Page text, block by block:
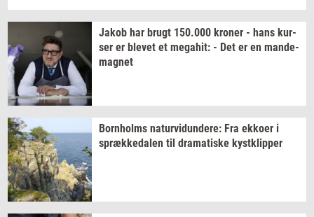
Jakob har brugt 150.000 kro­ner - hans kur­
ser er ble­vet et me­ga­hit: - Det er en mande-​
magnet
Born­holms na­tur­vi­dun­de­re: Fra ek­ko­er i
spræk­ke­da­len til dra­ma­ti­ske kyst­klip­per